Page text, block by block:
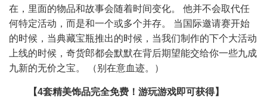
在，里面的物品和故事会随着时间变化。 他并不会取代任
何特定活动，而是和一个或多个并存。 当国际邀请赛开始
的时候，当典藏宝瓶推出的时候，当我们制作的下个大活动
上线的时候，奇货郎都会默默在背后期望能交给你一些九成
九新的无价之宝。 （别在意血迹。）
【4套精美饰品完全免费！游玩游戏即可获得】